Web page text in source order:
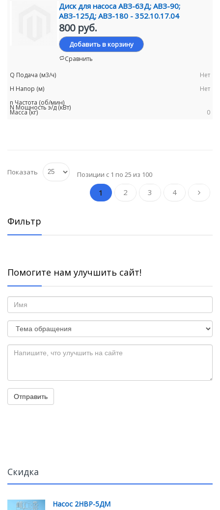
Диск для насоса АВЗ-63Д; АВЗ-90;
АВЗ-125Д; АВЗ-180 - 352.10.17.04
800 руб.
Добавить в корзину
Сравнить
Нет
Нет
0
Показать Позиции с 1 по 25 из 100
1 2 3 4
Фильтр
Помогите нам улучшить сайт!
Отправить
Скидка
Насос 2НВР-5ДМ